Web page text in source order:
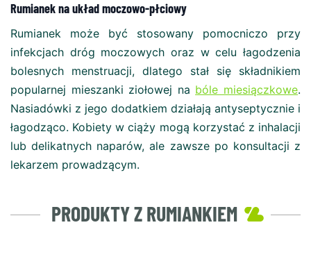
Rumianek na układ moczowo-płciowy
Rumianek może być stosowany pomocniczo przy
infekcjach dróg moczowych oraz w celu łagodzenia
bolesnych menstruacji, dlatego stał się składnikiem
popularnej mieszanki ziołowej na bóle miesiączkowe.
Nasiadówki z jego dodatkiem działają antyseptycznie i
łagodząco. Kobiety w ciąży mogą korzystać z inhalacji
lub delikatnych naparów, ale zawsze po konsultacji z
lekarzem prowadzącym.
PRODUKTY Z RUMIANKIEM